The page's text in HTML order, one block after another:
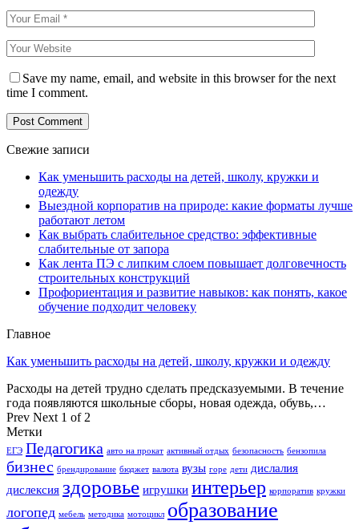
Save my name, email, and website in this browser for the next
time I comment.
Свежие записи
Как уменьшить расходы на детей, школу, кружки и
одежду
Выездной корпоратив на природе: какие форматы лучше
работают летом
Как выбрать слабительное средство: эффективные
слабительные от запора
Как лента ПЭ с липким слоем повышает долговечность
строительных конструкций
Профориентация и развитие навыков: как понять, какое
обучение подходит человеку
Главное
Как уменьшить расходы на детей, школу, кружки и одежду
Расходы на детей трудно сделать предсказуемыми. В течение
года появляются школьные сборы, новая одежда, обувь,…
Prev Next 1 of 2
Метки
ЕГЭ Педагогика авто на прокат активный отдых безопасность бензопила
бизнес брендирование бюджет валюта вузы горе дети дислалия
дислексия здоровье игрушки интерьер корпоратив кружки
логопед мебель методика мотоцикл образование